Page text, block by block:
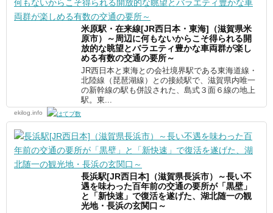
米原駅・在来線[JR西日本・東海]（滋賀県米
原市）～周辺に何もないからこそ得られる開
放的な眺望とバラエティ豊かな車両群が楽し
める有数の交通の要所～
JR西日本と東海との会社境界駅である東海道線・
北陸線（琵琶湖線）との接続駅で、滋賀県内唯一
の新幹線の駅も併設された、島式３面６線の地上
駅。東...
ekilog.info
長浜駅[JR西日本]（滋賀県長浜市）～長い不
遇を味わった百年前の交通の要所が「黒壁」
と「新快速」で復活を遂げた、湖北随一の観
光地・長浜の玄関口～